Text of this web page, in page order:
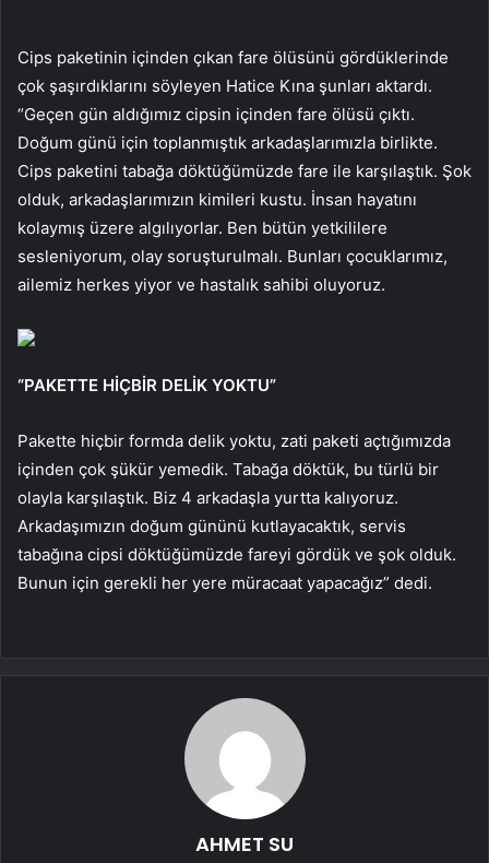
Cips paketinin içinden çıkan fare ölüsünü gördüklerinde
çok şaşırdıklarını söyleyen Hatice Kına şunları aktardı.
“Geçen gün aldığımız cipsin içinden fare ölüsü çıktı.
Doğum günü için toplanmıştık arkadaşlarımızla birlikte.
Cips paketini tabağa döktüğümüzde fare ile karşılaştık. Şok
olduk, arkadaşlarımızın kimileri kustu. İnsan hayatını
kolaymış üzere algılıyorlar. Ben bütün yetkililere
sesleniyorum, olay soruşturulmalı. Bunları çocuklarımız,
ailemiz herkes yiyor ve hastalık sahibi oluyoruz.
“PAKETTE HİÇBİR DELİK YOKTU”
Pakette hiçbir formda delik yoktu, zati paketi açtığımızda
içinden çok şükür yemedik. Tabağa döktük, bu türlü bir
olayla karşılaştık. Biz 4 arkadaşla yurtta kalıyoruz.
Arkadaşımızın doğum gününü kutlayacaktık, servis
tabağına cipsi döktüğümüzde fareyi gördük ve şok olduk.
Bunun için gerekli her yere müracaat yapacağız” dedi.
AHMET SU